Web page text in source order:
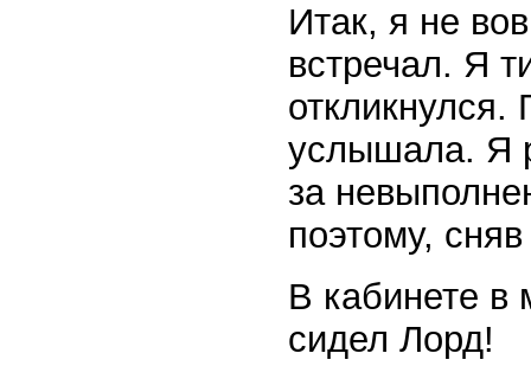
Итак, я не
встречал. Я
услышала. Я
за
поэтому,
В кабинете в
сидел Лорд!